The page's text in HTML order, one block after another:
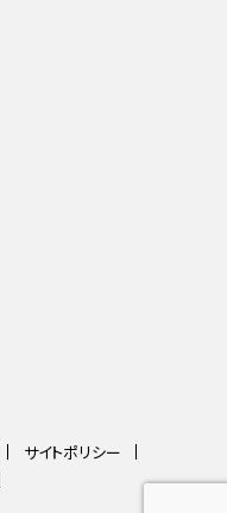
サイトポリシー